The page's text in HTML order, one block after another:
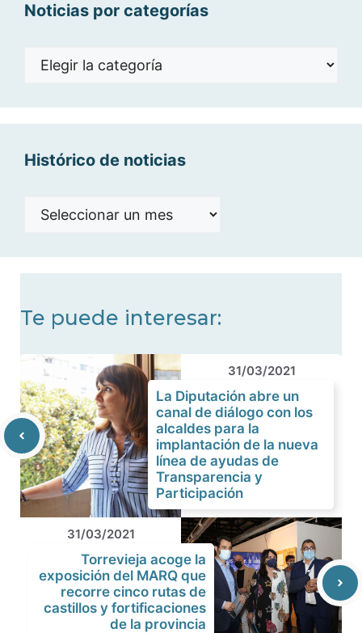
Noticias por categorías
Noticias
Histórico de noticias
Histórico
Te puede interesar:
31/03/2021
La Diputación abre un
canal de diálogo con los
alcaldes para la
implantación de la nueva
línea de ayudas de
Transparencia y
Participación
31/03/2021
Torrevieja acoge la
exposición del MARQ que
recorre cinco rutas de
castillos y fortificaciones
de la provincia